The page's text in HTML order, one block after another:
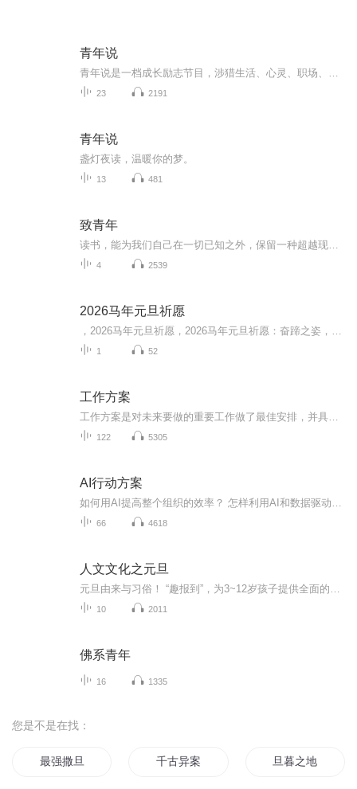
青年说
23 2191
青年说
盏灯夜读，温暖你的梦。
13 481
致青年
4 2539
2026马年元旦祈愿
1 52
工作方案
122 5305
AI行动方案
66 4618
人文文化之元旦
10 2011
佛系青年
16 1335
您是不是在找：
最强撒旦 千古异案 旦暮之地